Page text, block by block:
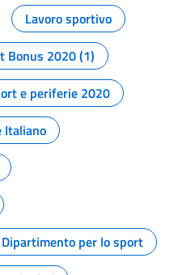
Lavoro sportivo
Bonus 2020 (1)
e periferie 2020
Italiano
Dipartimento per lo sport